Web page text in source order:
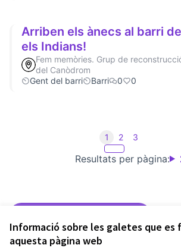
Informació sobre les galetes que es
aquesta pàgina web
Arriben els ànecs al barri
els Indians!
Fem memòries. Grup de
del Canòdrom
Gent del barri
Barri 0 0
Resultats per pàgina:
1 2 3